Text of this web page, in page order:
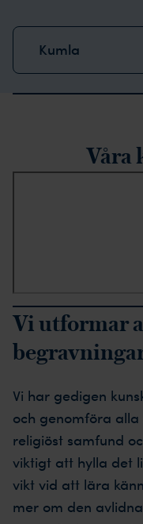
Kumla
recensioner
Våra
Vi utformar
Vi har gedigen
och genomföra
religiöst samfund
viktigt att hylla det
vikt vid att lära
mer om den